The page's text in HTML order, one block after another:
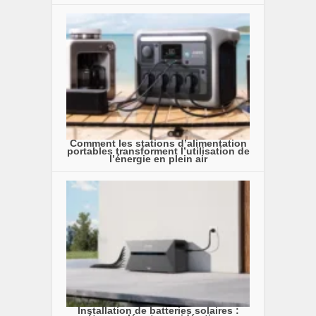
Comment les stations d’alimentation
portables transforment l’utilisation de
l’énergie en plein air
Installation de batteries solaires :